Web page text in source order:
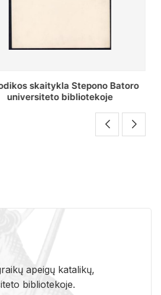
Batoro universiteto
antrojo aukšto fojė
apeigų katalikų,
bibliotekoje.